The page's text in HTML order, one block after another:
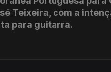
Teixeira, com a
para guitarra.